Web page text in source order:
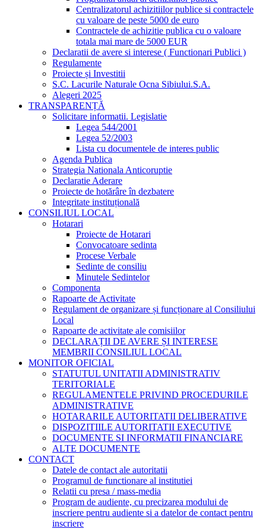
Centralizatorul achizitiilor publice si contractele
cu valoare de peste 5000 de euro
Contractele de achizitie publica cu o valoare
totala mai mare de 5000 EUR
Declaratii de avere si interese ( Functionari Publici )
Regulamente
Proiecte și Investitii
S.C. Lacurile Naturale Ocna Sibiului.S.A.
Alegeri 2025
TRANSPARENȚĂ
Solicitare informatii. Legislatie
Legea 544/2001
Legea 52/2003
Lista cu documentele de interes public
Agenda Publica
Strategia Nationala Anticoruptie
Declaratie Aderare
Proiecte de hotărâre în dezbatere
Integritate instituțională
CONSILIUL LOCAL
Hotarari
Proiecte de Hotarari
Convocatoare sedinta
Procese Verbale
Sedinte de consiliu
Minutele Sedintelor
Componenta
Rapoarte de Activitate
Regulament de organizare și funcționare al Consiliului
Local
Rapoarte de activitate ale comisiilor
DECLARAȚII DE AVERE ȘI INTERESE
MEMBRII CONSILIUL LOCAL
MONITOR OFICIAL
STATUTUL UNITATII ADMINISTRATIV
TERITORIALE
REGULAMENTELE PRIVIND PROCEDURILE
ADMINISTRATIVE
HOTARARILE AUTORITATII DELIBERATIVE
DISPOZITIILE AUTORITATII EXECUTIVE
DOCUMENTE SI INFORMATII FINANCIARE
ALTE DOCUMENTE
CONTACT
Datele de contact ale autoritatii
Programul de functionare al institutiei
Relatii cu presa / mass-media
Program de audiente, cu precizarea modului de
inscriere pentru audiente si a datelor de contact pentru
inscriere